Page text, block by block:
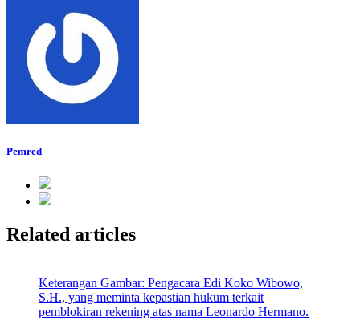
Pemred
Related articles
Keterangan Gambar: Pengacara Edi Koko Wibowo,
S.H., yang meminta kepastian hukum terkait
pemblokiran rekening atas nama Leonardo Hermano.